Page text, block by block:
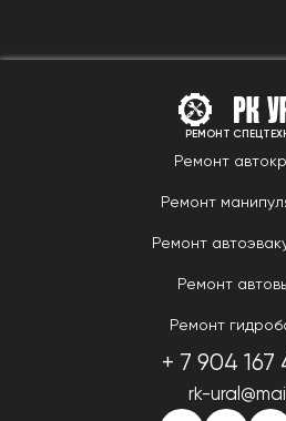
РЕМОНТ
Ремонт
Ремонт
Ремонт
Ремонт
Ремонт
+ 7 904 167
rk-